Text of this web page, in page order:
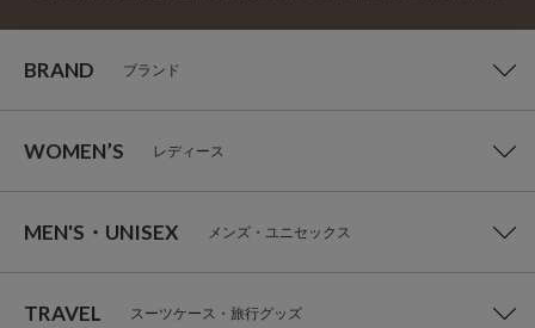
BRAND ブランド
WOMEN’S レディース
MEN'S・UNISEX メンズ・ユニセックス
TRAVEL スーツケース・旅行グッズ